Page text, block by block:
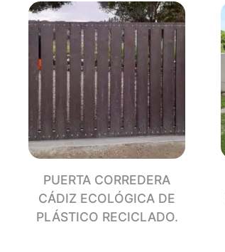
PUERTA CORREDERA
CÁDIZ ECOLÓGICA DE
PLÁSTICO RECICLADO.